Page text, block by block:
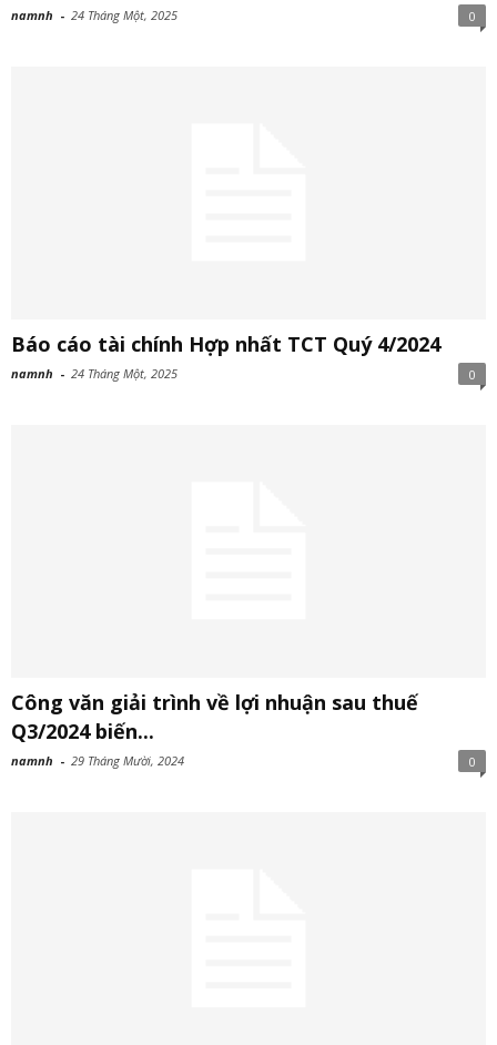
namnh - 24 Tháng Một, 2025 0
Báo cáo tài chính Hợp nhất TCT Quý 4/2024
namnh - 24 Tháng Một, 2025 0
Công văn giải trình về lợi nhuận sau thuế
Q3/2024 biến...
namnh - 29 Tháng Mười, 2024 0